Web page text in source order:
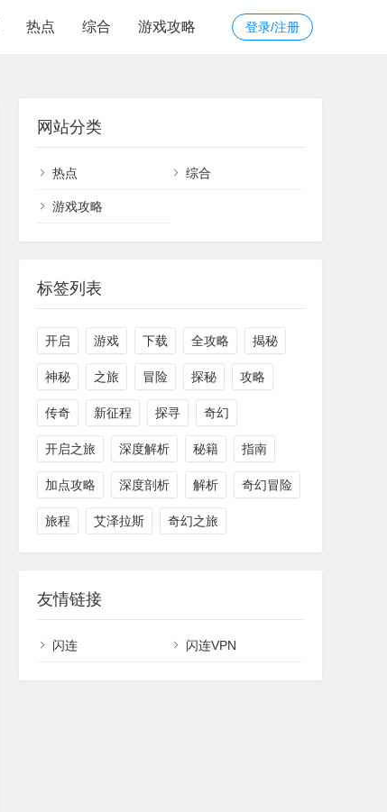
登录/注册
热点 综合 游戏攻略
网站分类
热点 综合
游戏攻略
标签列表
开启 游戏 下载 全攻略 揭秘
神秘 之旅 冒险 探秘 攻略
传奇 新征程 探寻 奇幻
开启之旅 深度解析 秘籍 指南
加点攻略 深度剖析 解析 奇幻冒险
旅程 艾泽拉斯 奇幻之旅
友情链接
闪连 闪连VPN